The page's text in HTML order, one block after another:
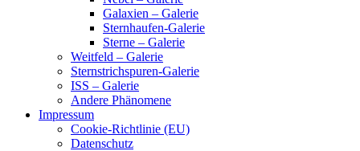
Galaxien – Galerie
Sternhaufen-Galerie
Sterne – Galerie
Weitfeld – Galerie
Sternstrichspuren-Galerie
ISS – Galerie
Andere Phänomene
Impressum
Cookie-Richtlinie (EU)
Datenschutz